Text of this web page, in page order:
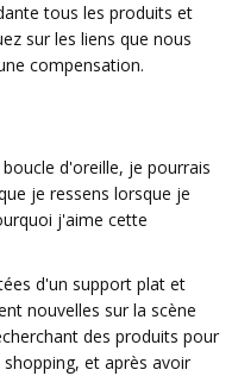
tous les produits et
sur les liens que nous
compensation.
d'oreille, je pourrais
je ressens lorsque je
j'aime cette
d'un support plat et
nouvelles sur la scène
des produits pour
et après avoir